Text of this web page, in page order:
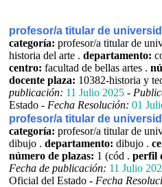
profesor/a titular de
categoría: profesor/a titular de
historia del arte . departamento:
centro: facultad de bellas artes .
docente plaza: 10382-historia y
publicación: 11 Julio 2025 -
Estado - Fecha Resolución: 01
profesor/a titular de
categoría: profesor/a titular de
dibujo . departamento: dibujo .
número de plazas: 1 (cód . perfil
Fecha de publicación: 11 Julio
Oficial del Estado - Fecha